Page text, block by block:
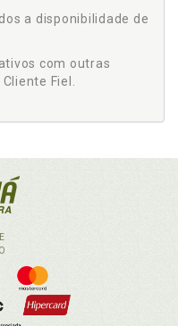
a disponibilidade de
com outras
Fiel.